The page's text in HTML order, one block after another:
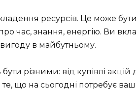
ресурсів. Це може
час, знання, енергію. Ви
в майбутньому.
різними: від купівлі акцій
що на сьогодні потребує